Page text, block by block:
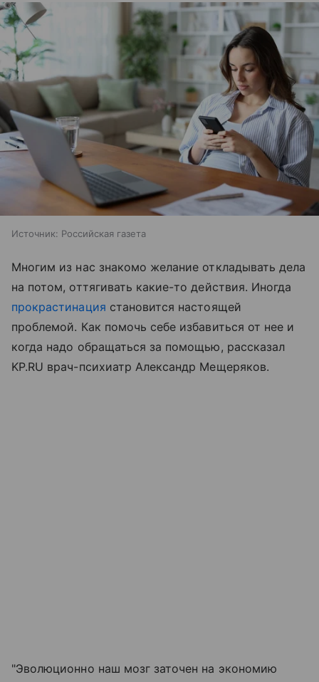
Источник: Российская газета
Многим из нас знакомо желание откладывать дела
на потом, оттягивать какие-то действия. Иногда
прокрастинация становится настоящей
проблемой. Как помочь себе избавиться от нее и
когда надо обращаться за помощью, рассказал
KP.RU врач-психиатр Александр Мещеряков.
"Эволюционно наш мозг заточен на экономию